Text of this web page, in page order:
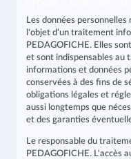
Les données
l'objet d'un traitement
PEDAGOFICHE. Elles
et sont indispensables au
informations et données
conservées à des fins de
obligations légales et
aussi longtemps que
et des garanties
Le responsable du
PEDAGOFICHE. L'accès